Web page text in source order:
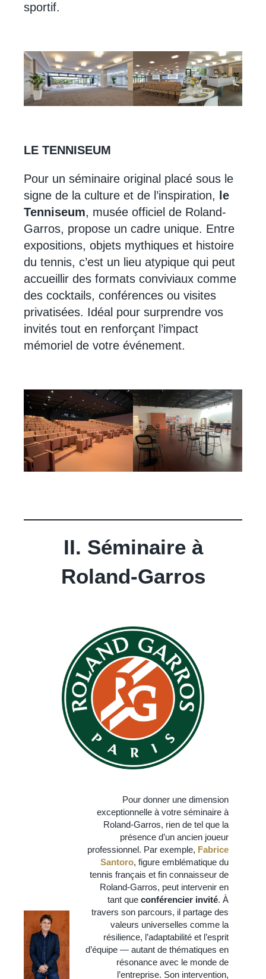
sportif.
LE TENNISEUM
Pour un séminaire original placé sous le
signe de la culture et de l’inspiration,
le
Tenniseum, musée officiel de Roland-
Garros, propose un cadre unique. Entre
expositions, objets mythiques et histoire
du tennis, c’est un lieu atypique qui peut
accueillir des formats conviviaux comme
des cocktails, conférences ou visites
privatisées. Idéal pour surprendre vos
invités tout en renforçant l’impact
mémoriel de votre événement.
II. Séminaire à
Roland-Garros
Pour donner une dimension
exceptionnelle à votre séminaire à
Roland-Garros, rien de tel que la
présence d’un ancien joueur
professionnel. Par exemple, Fabrice
Santoro, figure emblématique du
tennis français et fin connaisseur de
Roland-Garros, peut intervenir en
tant que conférencier invité. À
travers son parcours, il partage des
valeurs universelles comme la
résilience, l’adaptabilité et l’esprit
d’équipe — autant de thématiques en
résonance avec le monde de
l’entreprise. Son intervention,